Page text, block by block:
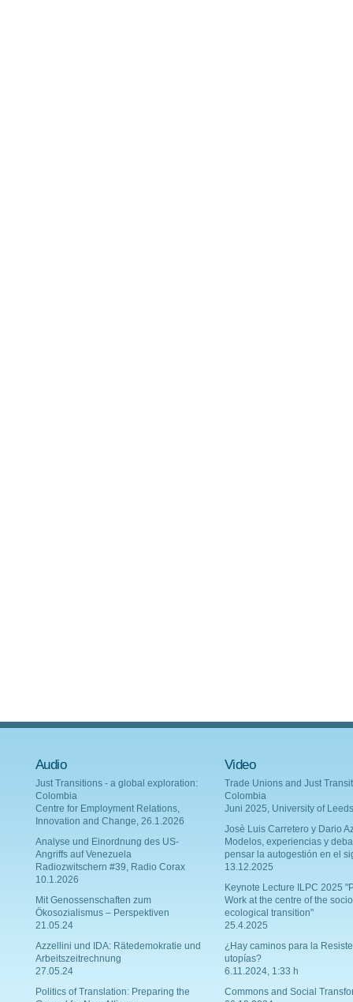
Audio
Just Transitions - a global exploration:
Colombia
Centre for Employment Relations,
Innovation and Change, 26.1.2026
Analyse und Einordnung des US-
Angriffs auf Venezuela
Radiozwitschern #39, Radio Corax
10.1.2026
Mit Genossenschaften zum
Ökosozialismus – Perspektiven
21.05.24
Azzellini und IDA: Rätedemokratie und
Arbeitszeitrechnung
27.05.24
Politics of Translation: Preparing the
Video
Trade Unions and Just
Colombia
Juni 2025, University of Leeds
Josè Luis Carretero y Dario
Modelos, experiencias y
pensar la autogestión en el
13.12.2025
Keynote Lecture ILPC 2025
Work at the centre of the
ecological transition"
25.4.2025
¿Hay caminos para la
utopías?
6.11.2024, 1:33 h
Commons and Social